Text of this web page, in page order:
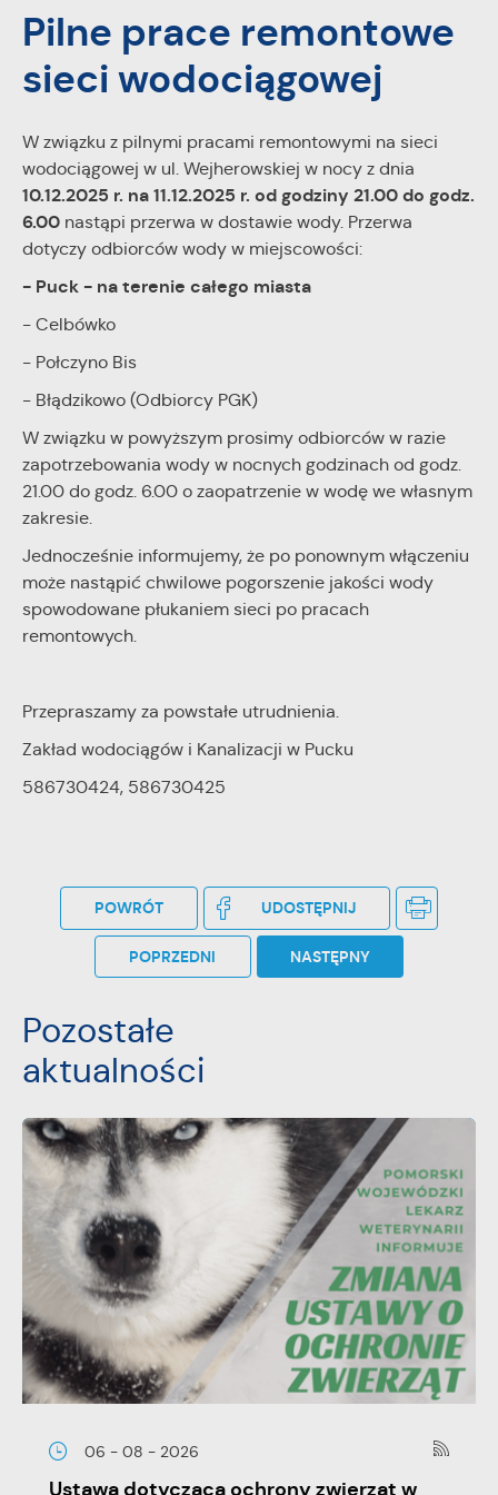
Pilne prace remontowe
sieci wodociągowej
W związku z pilnymi pracami remontowymi na sieci
wodociągowej w ul. Wejherowskiej w nocy z dnia
10.12.2025 r. na 11.12.2025 r. od godziny 21.00 do godz.
6.00 nastąpi przerwa w dostawie wody. Przerwa
dotyczy odbiorców wody w miejscowości:
- Puck - na terenie całego miasta
- Celbówko
- Połczyno Bis
- Błądzikowo (Odbiorcy PGK)
W związku w powyższym prosimy odbiorców w razie
zapotrzebowania wody w nocnych godzinach od godz.
21.00 do godz. 6.00 o zaopatrzenie w wodę we własnym
zakresie.
Jednocześnie informujemy, że po ponownym włączeniu
może nastąpić chwilowe pogorszenie jakości wody
spowodowane płukaniem sieci po pracach
remontowych.
Przepraszamy za powstałe utrudnienia.
Zakład wodociągów i Kanalizacji w Pucku
586730424, 586730425
POWRÓT UDOSTĘPNIJ
POPRZEDNI NASTĘPNY
Pozostałe
aktualności
06 - 08 - 2026
Ustawa dotycząca ochrony zwięrząt w
personalizację określonych funkcjonalności czy
prezentowanych treści.
Dzięki tym plikom cookies możemy zapewnić Ci większy
komfort korzystania z funkcjonalności naszej strony poprzez
Wyrażenie zgody na funkcjonalne i personalizacyjne pliki
cookies gwarantuje dostępność większej ilości funkcji na
Więcej
Analityczne
Analityczne pliki cookies pomagają nam rozwijać się i
dostosowywać do Twoich potrzeb.
Cookies analityczne pozwalają na uzyskanie informacji w
zakresie wykorzystywania witryny internetowej, miejsca oraz
częstotliwości, z jaką odwiedzane są nasze serwisy www.
Dane pozwalają nam na ocenę naszych serwisów
internetowych pod względem ich popularności wśród
formie zanonimizowanej. Wyrażenie zgody na analityczne pliki
cookies gwarantuje dostępność wszystkich funkcjonalności.
Więcej
Reklamowe
najciekawsze informacje i aktualności na stronach naszych
partnerów.
komunikatów na podstawie analizy Twoich upodobań oraz
Twoich zwyczajów dotyczących przeglądanej witryny
internetowej. Treści promocyjne mogą pojawić się na
stronach podmiotów trzecich lub firm będących naszymi
charakterze pośredników prezentujących nasze treści w
postaci wiadomości, ofert, komunikatów mediów
społecznościowych.
Więcej